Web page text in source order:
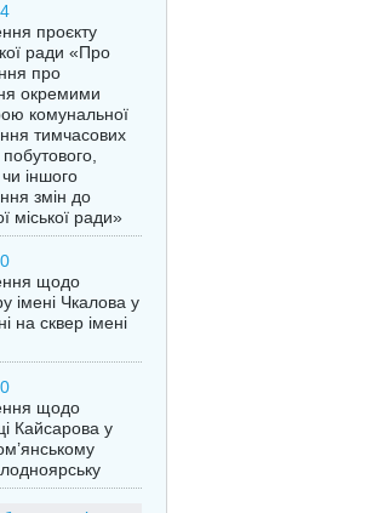
проєкту
ради «Про
про
окремими
комунальної
тимчасових
іншого
змін до
міської ради»
щодо
імені Чкалова у
на сквер імені
щодо
Кайсарова у